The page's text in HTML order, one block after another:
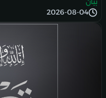
2026-08-04